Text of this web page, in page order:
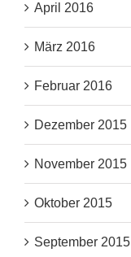
April 2016
März 2016
Februar 2016
Dezember 2015
November 2015
Oktober 2015
September 2015